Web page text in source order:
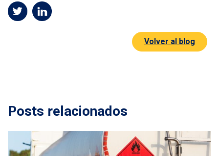
Volver al blog
Posts relacionados